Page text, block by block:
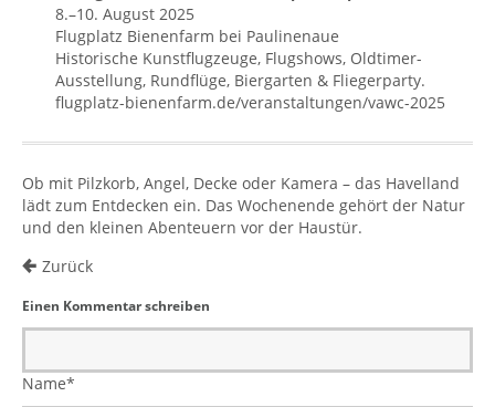
8.–10. August 2025
Flugplatz Bienenfarm bei Paulinenaue
Historische Kunstflugzeuge, Flugshows, Oldtimer-
Ausstellung, Rundflüge, Biergarten & Fliegerparty.
flugplatz-bienenfarm.de/veranstaltungen/vawc-2025
Ob mit Pilzkorb, Angel, Decke oder Kamera – das Havelland
lädt zum Entdecken ein. Das Wochenende gehört der Natur
und den kleinen Abenteuern vor der Haustür.
Zurück
Einen Kommentar schreiben
Name*